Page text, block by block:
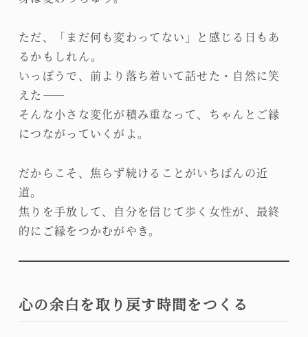
ただ、「まだ何も変わってない」と感じる日もあ
るかもしれん。
いっぽうで、前より落ち着いて話せた・自然に笑
えた――
そんな小さな変化が積み重なって、ちゃんとご縁
につながっていくがよ。
だからこそ、焦らず続けることがいちばんの近
道。
焦りを手放して、自分を信じて歩く女性が、最終
的にご縁をつかむがやき。
心の余白を取り戻す時間をつくる